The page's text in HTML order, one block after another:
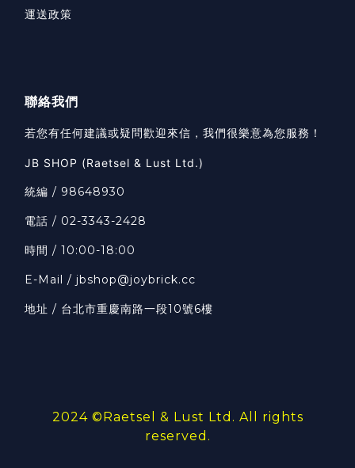
運送政策
聯絡我們
若您有任何建議或疑問歡迎來信，我們很樂意為您服務！
JB SHOP (Raetsel & Lust Ltd.)
統編 / 98648930
電話 / 02-3343-2428
時間 / 10:00-18:00
E-Mail / jbshop@joybrick.cc
地址 / 台北市重慶南路一段10號6樓
2024 ©Raetsel & Lust Ltd. All rights
reserved.